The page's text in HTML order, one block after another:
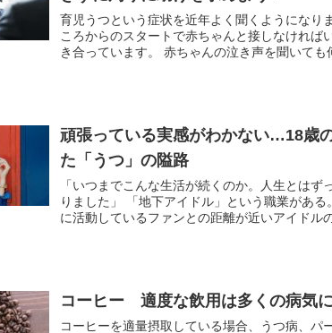
育児うつという症状を近年よく聞くようになり
ころからのスタートで赤ちゃんと接しなければ
き合っています。 赤ちゃんの泣き声を聞いても
頑張っている実感がわかない…18歳
た「うつ」の隘路
「いつまでこんな生活が続くのか。人生とは
りました」 「地下アイドル」という職業があ
に活動しているファンとの距離が近いアイドル
コーヒー 適度な飲用は多くの病気
コーヒーを適量摂取している場合、うつ病、パ